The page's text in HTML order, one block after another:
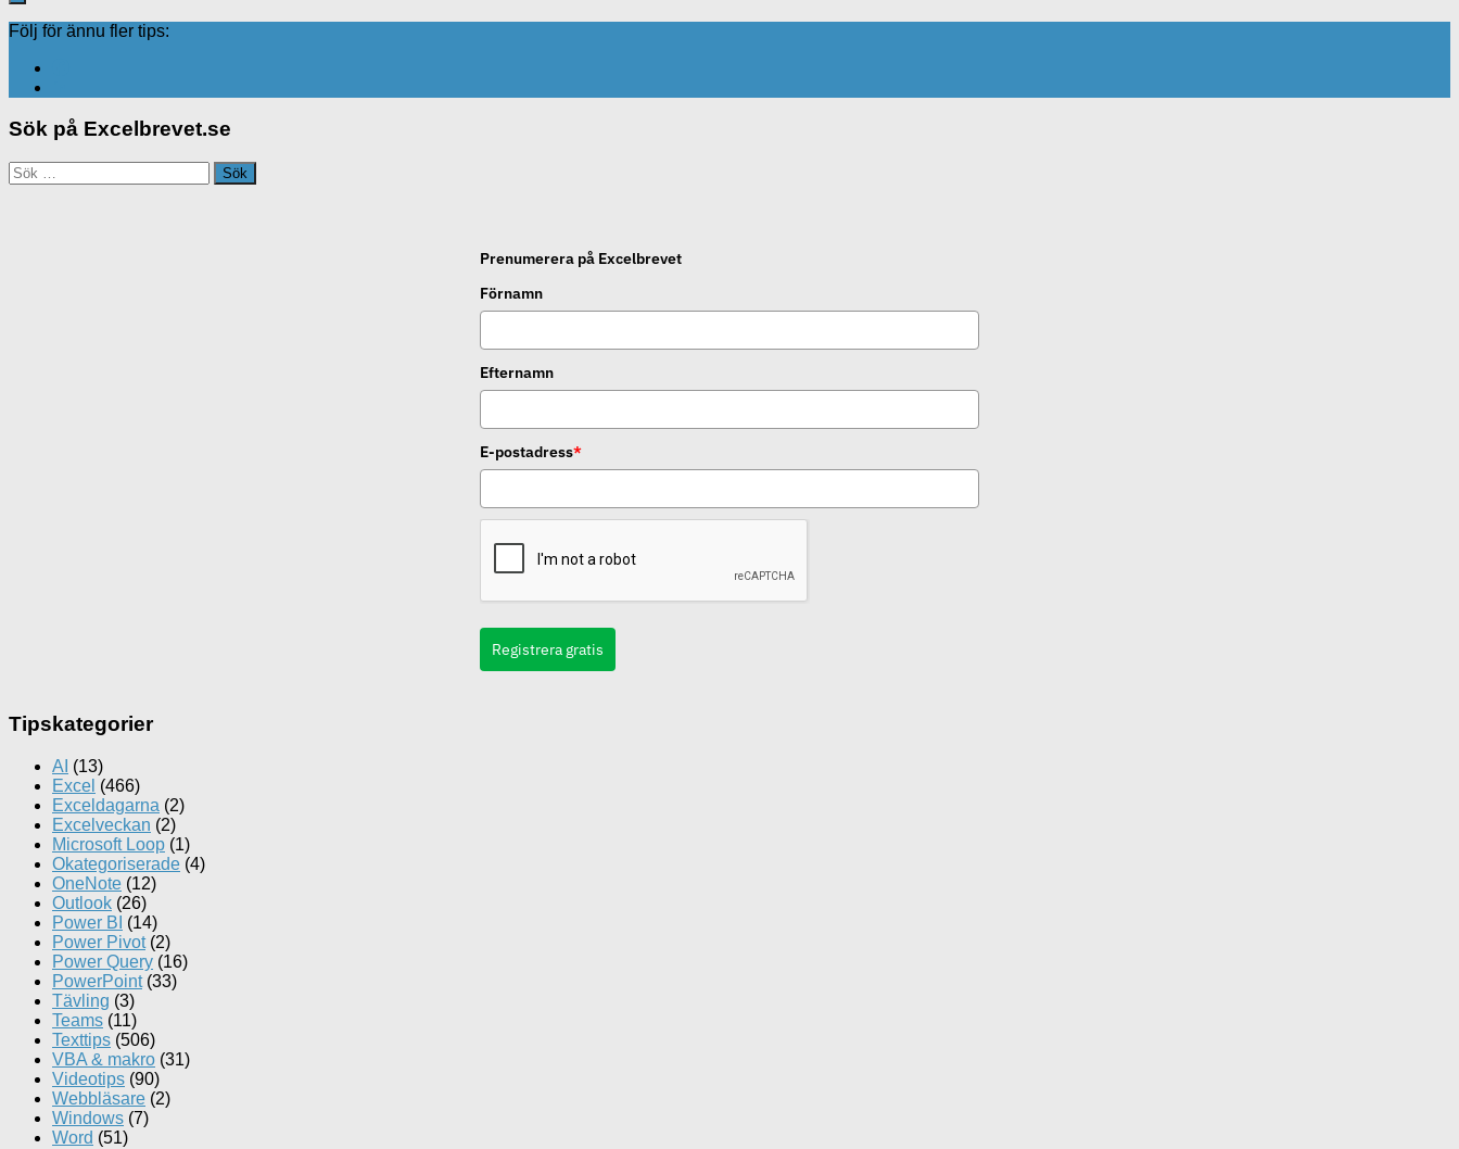
Följ för ännu fler tips:
Sök på Excelbrevet.se
Sök
efter:
Prenumerera på Excelbrevet
Förnamn
Efternamn
E-postadress*
Registrera gratis
Tipskategorier
AI (13)
Excel (466)
Exceldagarna (2)
Excelveckan (2)
Microsoft Loop (1)
Okategoriserade (4)
OneNote (12)
Outlook (26)
Power BI (14)
Power Pivot(2)
Power Query (16)
PowerPoint(33)
Tävling (3)
Teams (11)
Texttips (506)
VBA & makro (31)
Videotips (90)
Webbläsare (2)
Windows (7)
Word (51)